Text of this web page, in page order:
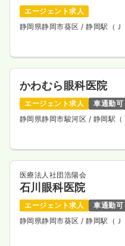
エージェント求人
静岡県静岡市葵区/ 静岡駅（Ｊ
かわむら眼科医院
エージェント求人
車通勤可
静岡県静岡市駿河区 / 静岡駅（
医療法人社団浩陽会
石川眼科医院
エージェント求人
車通勤可
静岡県静岡市葵区/ 静岡駅（Ｊ